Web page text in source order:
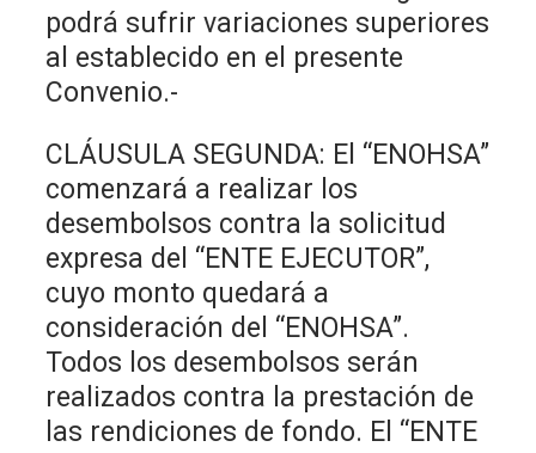
podrá sufrir variaciones superiores
al establecido en el presente
Convenio.-
CLÁUSULA SEGUNDA: El “ENOHSA”
comenzará a realizar los
desembolsos contra la solicitud
expresa del “ENTE EJECUTOR”,
cuyo monto quedará a
consideración del “ENOHSA”.
Todos los desembolsos serán
realizados contra la prestación de
las rendiciones de fondo. El “ENTE